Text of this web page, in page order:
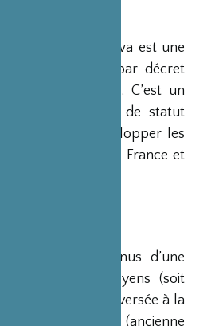
Japonaise Sasakawa est une
d’utilité publique par décret
du 23 mars 1990. C’est un
but lucratif et de statut
mission de « développer les
d’amitié entre la France et
des revenus d’une
trois milliards de yens (soit
à l’époque) versée à la
Nippon (ancienne